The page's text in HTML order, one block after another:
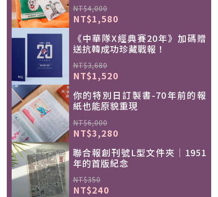
NT$4,000
NT$1,580
《中華隊X經典賽20年》加碼贈
送抗韓成功珍藏戰報！
NT$3,680
NT$1,520
你的特別日訂製書-70年前的報
紙也能原貌重現
NT$6,000
NT$3,280
聯合報創刊號L型文件夾｜1951
年的首版紀念
NT$350
NT$240